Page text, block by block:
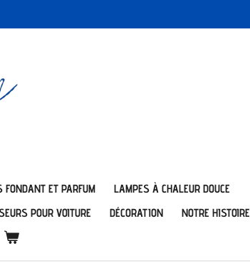
FONDANT ET PARFUM
LAMPES À CHALEUR DOUCE
POUR VOITURE DÉCORATION
NOTRE HISTOIRE